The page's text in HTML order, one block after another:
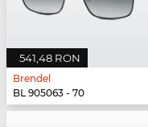
541,48 RON
Brendel
BL 905063 - 70